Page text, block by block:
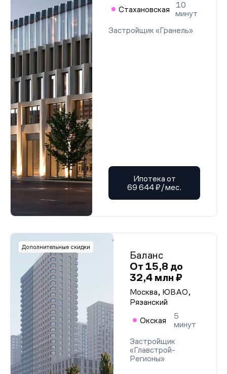
Стахановская
10
минут
Застройщик «Гранель»
Ипотека от
69 644 ₽/мес.
Дополнительные скидки
Баланс
От 15,8 до
32,4 млн ₽
Москва, ЮВАО,
Рязанский
Окская
5
минут
Застройщик
«Главстрой-
Регионы»